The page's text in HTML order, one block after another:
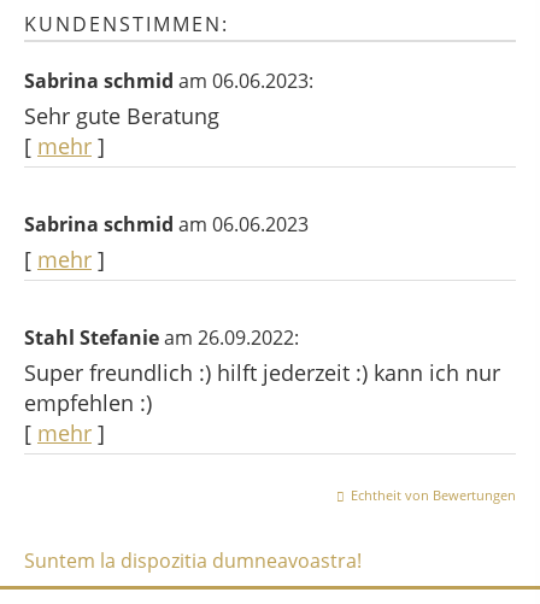
KUNDENSTIMMEN:
Sabrina schmid am 06.06.2023:
Sehr gute Beratung
[ mehr ]
Sabrina schmid am 06.06.2023
[ mehr ]
Stahl Stefanieam 26.09.2022:
Super freundlich :) hilft jederzeit :) kann ich nur
empfehlen :)
[ mehr ]
Echtheit von Bewertungen
Suntem la dispozitia dumneavoastra!